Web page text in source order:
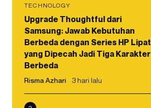
TECHNOLOGY
Upgrade Thoughtful dari
Samsung: Jawab Kebutuhan
Berbeda dengan Series HP Lipat
yang Dipecah Jadi Tiga Karakter
Berbeda
Risma Azhari 3 hari lalu